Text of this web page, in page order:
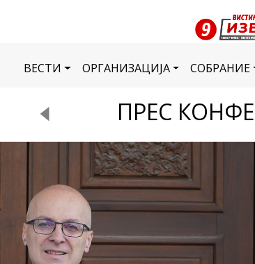
ВЕСТИ ОРГАНИЗАЦИЈА СОБРАНИЕ
ПРЕС